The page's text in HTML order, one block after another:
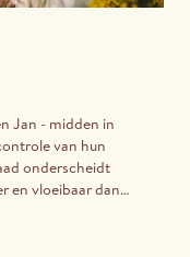
Jan - midden in
van hun
onderscheidt
en vloeibaar dan